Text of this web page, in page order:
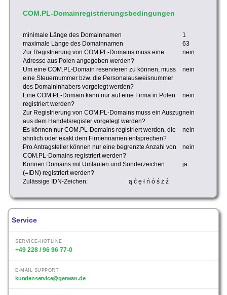
COM.PL-Domainregistrierungsbedingungen
minimale Länge des Domainnamen
1
maximale Länge des Domainnamen
63
Zur Registrierung von COM.PL-Domains muss eine
Adresse aus Polen angegeben werden?
nein
Um eine COM.PL-Domain reservieren zu können, muss
eine Steuernummer bzw. die Personalausweisnummer
des Domaininhabers vorgelegt werden?
nein
Eine COM.PL-Domain kann nur auf eine Firma in Polen
registriert werden?
nein
Zur Registrierung von COM.PL-Domains muss ein Auszug
aus dem Handelsregister vorgelegt werden?
nein
Es können nur COM.PL-Domains registriert werden, die
ähnlich oder exakt dem Firmennamen entsprechen?
nein
Pro Antragsteller können nur eine begrenzte Anzahl von
COM.PL-Domains registriert werden?
nein
Können Domains mit Umlauten und Sonderzeichen
(=IDN) registriert werden?
ja
Zulässige IDN-Zeichen: ą ć ę ł ń ó ś ż ź
Service
SERVICE-HOTLINE
+49 228 / 96 96 77-0
E-MAIL SUPPORT
kundenservice@gerwan.de